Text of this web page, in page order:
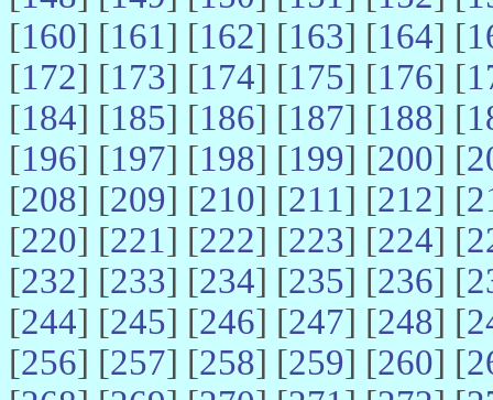
[160] [161] [162] [163] [164] [
[172] [173] [174] [175] [176] [
[184] [185] [186] [187] [188] [
[196] [197] [198] [199] [200] [
[208] [209] [210] [211] [212] [
[220] [221] [222] [223] [224] [
[232] [233] [234] [235] [236] [
[244] [245] [246] [247] [248] [
[256] [257] [258] [259] [260] [